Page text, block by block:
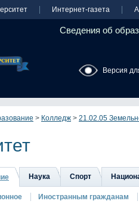
Интернет-газета
Сведения об
Версия
> Колледж > 21.02.05
Наука Спорт
Иностранным гражданам